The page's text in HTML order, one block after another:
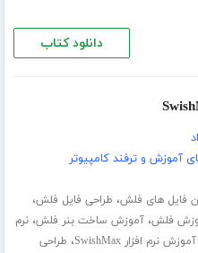
دانلود کتاب
آموزش و ترفند کامپیوتر
فایل های فلش، طراحی فایل فلش،
فلش،آموزش ساخت بنر فلش،نرم
آموزش نرم افزار SwishMax ، طراحی